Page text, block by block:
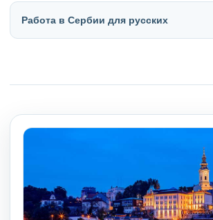
Работа в Сербии для русских